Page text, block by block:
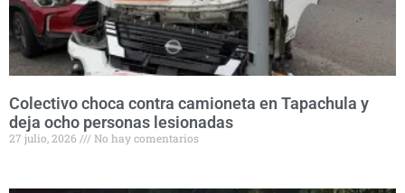
Colectivo choca contra camioneta en Tapachula y
deja ocho personas lesionadas
27 julio, 2026 No hay comentarios